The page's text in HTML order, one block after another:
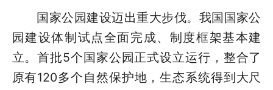
国家公园建设迈出重大步伐。我国国家公
园建设体制试点全面完成、制度框架基本建
立。首批5个国家公园正式设立运行，整合了
原有120多个自然保护地，生态系统得到大尺